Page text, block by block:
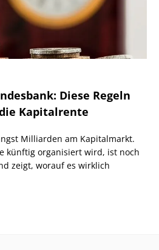
Diese Regeln
Kapitalrente
Milliarden am Kapitalmarkt.
künftig organisiert wird, ist noch
zeigt, worauf es wirklich